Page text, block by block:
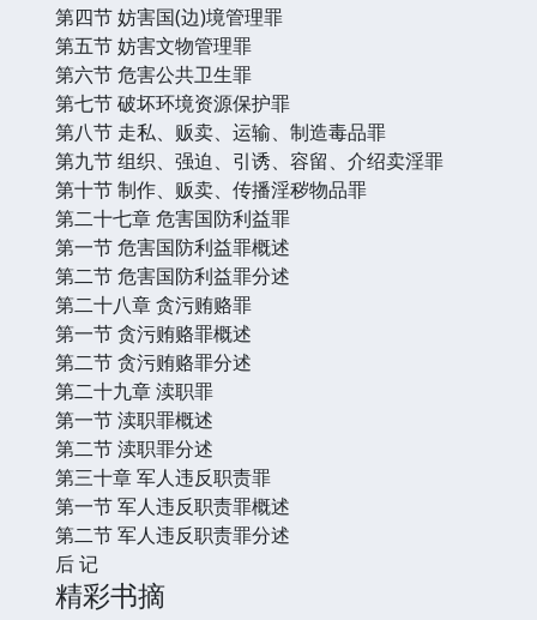
第四节 妨害国(边)境管理罪
第五节 妨害文物管理罪
第六节 危害公共卫生罪
第七节 破坏环境资源保护罪
第八节 走私、贩卖、运输、制造毒品罪
第九节 组织、强迫、引诱、容留、介绍卖淫罪
第十节 制作、贩卖、传播淫秽物品罪
第二十七章 危害国防利益罪
第一节 危害国防利益罪概述
第二节 危害国防利益罪分述
第二十八章 贪污贿赂罪
第一节 贪污贿赂罪概述
第二节 贪污贿赂罪分述
第二十九章 渎职罪
第一节 渎职罪概述
第二节 渎职罪分述
第三十章 军人违反职责罪
第一节 军人违反职责罪概述
第二节 军人违反职责罪分述
后 记
精彩书摘